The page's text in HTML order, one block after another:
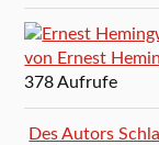
von Ernest
378 Aufrufe
Des Autors